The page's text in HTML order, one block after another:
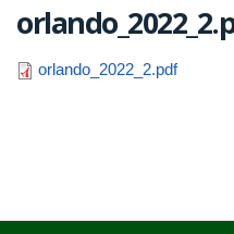
orlando_2022_2.pdf